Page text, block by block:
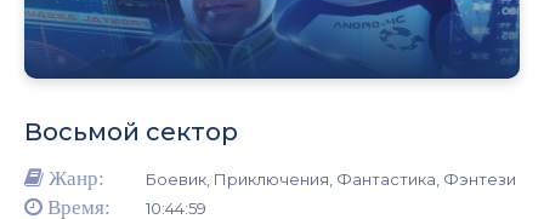
Восьмой сектор
Жанр: Боевик, Приключения, Фантастика, Фэнтези
Время: 10:44:59